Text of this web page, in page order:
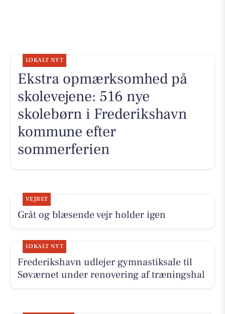
LOKALT NYT
Ekstra opmærksomhed på
skolevejene: 516 nye
skolebørn i Frederikshavn
kommune efter
sommerferien
VEJRET
Gråt og blæsende vejr holder igen
LOKALT NYT
Frederikshavn udlejer gymnastiksale til
Søværnet under renovering af træningshal